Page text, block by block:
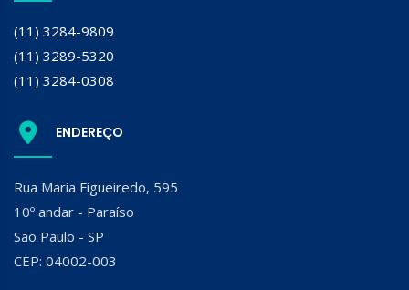
(11) 3284-9809
(11) 3289-5320
(11) 3284-0308
ENDEREÇO
Rua Maria Figueiredo, 595
10º andar - Paraíso
São Paulo - SP
CEP: 04002-003